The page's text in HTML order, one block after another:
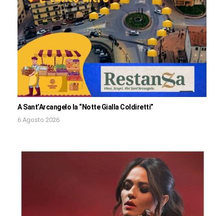
A Sant’Arcangelo la “Notte Gialla Coldiretti”
6 Agosto 2026